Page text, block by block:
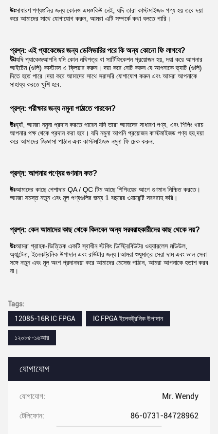
যোগাযোগ
যোগাযোগ: Mr. Wendy
টেলিফোন: 86-0731-84728962
উঃসাধারণ পণ্যগুলির জন্য কোনও এমওকিউ নেই, যদি তারা কাস্টমাইজড পণ্য হয় তবে দয়া
করে আমাদের সাথে যোগাযোগ করুন, আমরা এটি সম্পর্কে কথা বলতে পারি।
প্রশ্ন: এই প্যাকেজের জন্য ডেলিভারির পরে কি অন্য কোনো ফি লাগবে?
উঃযদি প্যাকেজআপনি যদি কোন নথিপত্র বা সার্টিফিকেশন প্রয়োজন হয়, দয়া করে আপনার
আইটেম (গুলি) কাস্টমস এ ক্লিয়ার করুন। দয়া করে নোট করুন যে আপনাকে ভ্যাট (গুলি)
দিতে হতে পারে।দয়া করে আমাদের সাথে সরাসরি যোগাযোগ করুন এবং আমরা আপনাকে
সাহায্য করতে খুশি হবে.
প্রশ্ন: পরীক্ষার জন্য নমুনা পাঠাতে পারবেন?
উঃহ্যাঁ, আমরা নমুনা প্রদান করতে পারেন যদি তারা আমাদের সাধারণ পণ্য, এবং শিপিং খরচ
আপনার পক্ষ থেকে প্রদান করা হবে। যদি নমুনা আপনি প্রয়োজন কাস্টমাইজড পণ্য হয়,দয়া
করে আমাদের জিজ্ঞাসা পাঠান এবং কাস্টমাইজড নমুনা ফি চেক করুন.
প্রশ্ন: আপনার পণ্যের গুণমান কত?
উঃআমাদের কাছে পেশাদার QA / QC টিম আছে শিপিংয়ের আগে গুণমান নিশ্চিত করতে।
আমরা সমস্ত নতুন এবং মূল পণ্যগুলির জন্য 1 বছরের ওয়ারেন্টি সরবরাহ করি।
প্রশ্ন: কেন আমাদের কাছ থেকে কিনবেন অন্য সরবরাহকারীদের কাছ থেকে নয়?
উঃআমরা গ্রাহক-ভিত্তিক একটি স্বাধীন স্টকিং ডিস্ট্রিবিউটর ওয়্যারলেস মডিউল,
অ্যান্টেনা, ইলেকট্রনিক উপাদান এবং রাউটার জন্য।আমরা শুধুমাত্র সেরা দাম এবং ভাল সেবা
সঙ্গে নতুন এবং মূল অংশ প্রদানদয়া করে আমাদের মেসেজ পাঠান, আমরা আপনাকে হতাশ করব
না।
Tags:
12085-16R IC FPGA
IC FPGA ইলেকট্রনিক উপাদান
১২০৮৫-১৬আর